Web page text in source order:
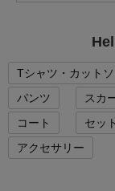
Tシャツ・カット
パンツ
スカ
コート
セッ
アクセサリー